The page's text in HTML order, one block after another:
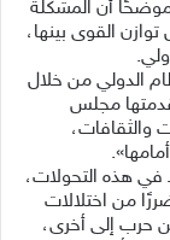
موضحًا أن المشكلة
القوى بينها،
الدولي من خلال
مجلس
والثقافات،
في هذه التحولات،
من اختلالات
حرب إلى أخرى،